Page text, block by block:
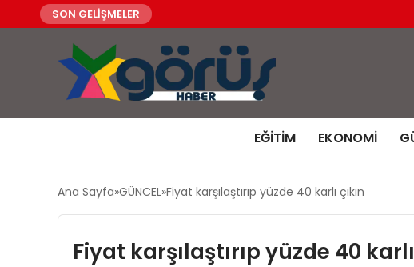
SON GELİŞMELER
EĞITIM EKONOMI
Ana Sayfa GÜNCEL Fiyat karşılaştırıp yüzde 40 karlı çıkın
Fiyat karşılaştırıp yüzde 40 karlı